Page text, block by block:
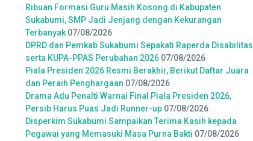
Ribuan Formasi Guru Masih Kosong di Kabupaten
Sukabumi, SMP Jadi Jenjang dengan Kekurangan
Terbanyak 07/08/2026
DPRD dan Pemkab Sukabumi Sepakati Raperda Disabilitas
serta KUPA-PPAS Perubahan 2026 07/08/2026
Piala Presiden 2026 Resmi Berakhir, Berikut Daftar Juara
dan Peraih Penghargaan 07/08/2026
Drama Adu Penalti Warnai Final Piala Presiden 2026,
Persib Harus Puas Jadi Runner-up 07/08/2026
Disperkim Sukabumi Sampaikan Terima Kasih kepada
Pegawai yang Memasuki Masa Purna Bakti 07/08/2026